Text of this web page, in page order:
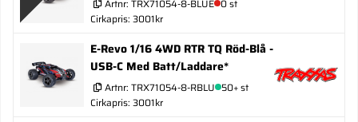
Artnr: TRX71054-8-BLUE 0 st
Cirkapris: 3001kr
E-Revo 1/16 4WD RTR TQ Röd-Blå -
USB-C Med Batt/Laddare*
Artnr: TRX71054-8-RBLU 50+ st
Cirkapris: 3001kr